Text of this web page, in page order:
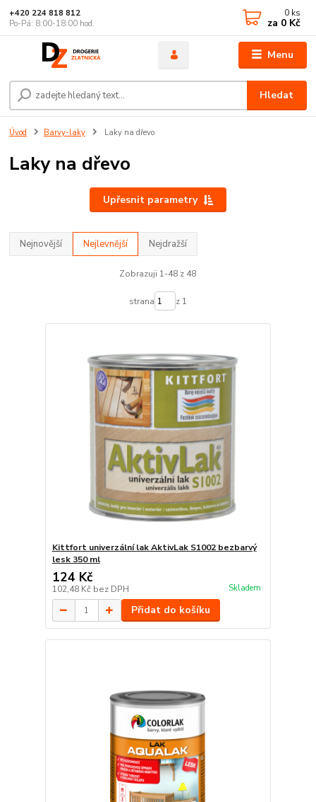
Menu
Hledat
+420 224 818 812
Po-Pá: 8:00-18:00 hod.
0 ks
za 0 Kč
Úvod Barvy-laky Laky na dřevo
Laky na dřevo
Upřesnit parametry
Nejnovější Nejlevnější Nejdražší
Zobrazuji 1-48 z 48
strana z 1
Kittfort univerzální lak AktivLak S1002 bezbarvý
lesk 350 ml
124 Kč
102,48 Kč bez DPH Skladem
Přidat do košíku